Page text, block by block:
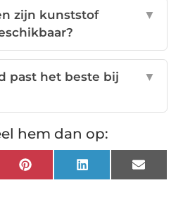
zijn kunststof
▼
past het beste bij
▼
hem dan op:
PinterestLinkedInEmail